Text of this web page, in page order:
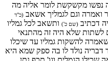
מקשקשת לומר אליה מה
וגם לגמליך אשאב (כ"ד
דכתיב (שם כ') ותשאב לכל גמליו
לשתות שלא היה זה מהתנאי
להשקות גמליו עד שיכלו
דבריה נולד לו בה ספק שמא היא